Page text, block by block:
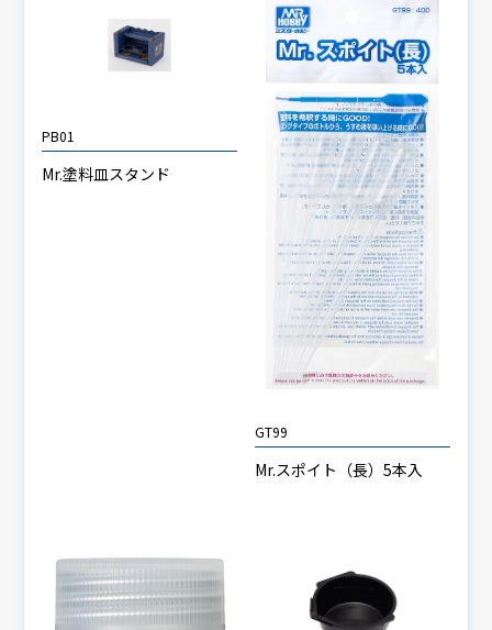
PB01
Mr.塗料皿スタンド
GT99
Mr.スポイト（長）5本入